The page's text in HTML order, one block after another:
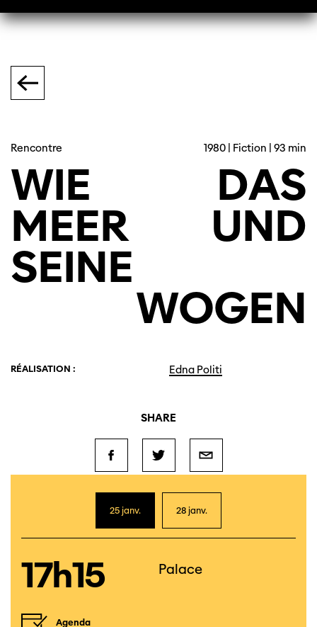
Rencontre 1980 | Fiction | 93 min
WIE DAS
MEER UND
SEINE
WOGEN
RÉALISATION : Edna Politi
SHARE
25 janv. 28 janv.
17h15 Palace
Agenda